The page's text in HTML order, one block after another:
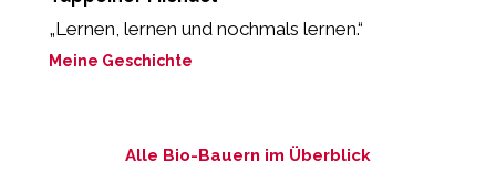
„Lernen, lernen und nochmals lernen.“
Meine Geschichte
Alle Bio-Bauern im Überblick